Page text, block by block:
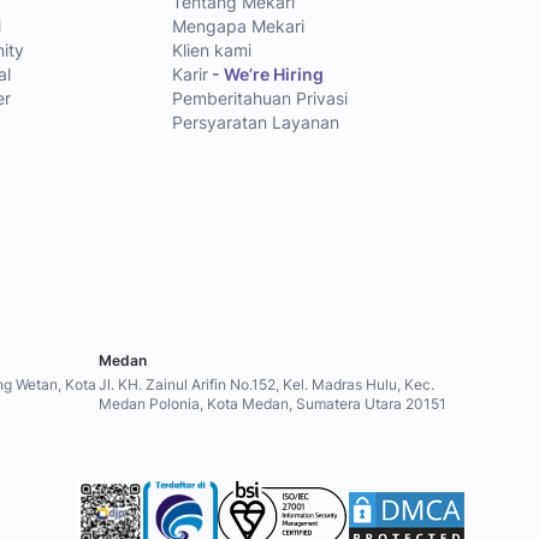
Mengapa Mekari
Klien kami
Karir - We’re Hiring
Pemberitahuan Privasi
Persyaratan Layanan
Wetan, Kota
Medan
Jl. KH. Zainul Arifin No.152, Kel. Madras Hulu, Kec.
Medan Polonia, Kota Medan, Sumatera Utara 20151